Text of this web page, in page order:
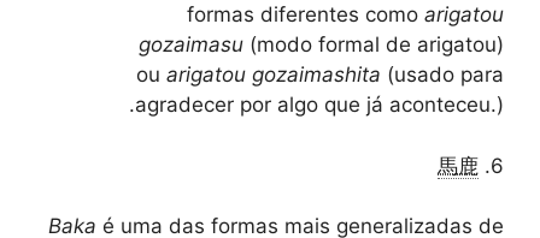
formas diferentes como arigatou
gozaimasu (modo formal de arigatou)
ou arigatou gozaimashita (usado para
agradecer por algo que já aconteceu.).
6.
馬鹿
Baka é uma das formas mais generalizadas de